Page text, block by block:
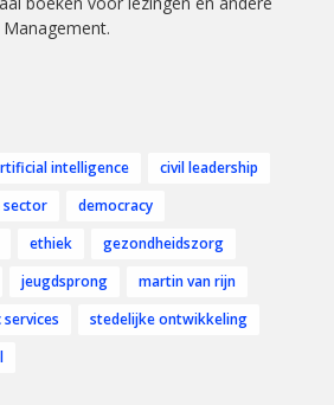
intelligence
civil leadership
sector
democracy
ethiek
gezondheidszorg
jeugdsprong
martin van rijn
services
stedelijke ontwikkeling